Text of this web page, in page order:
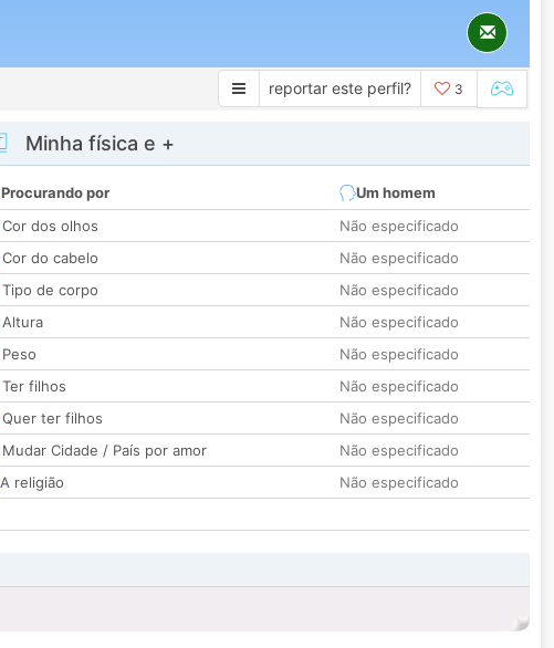
reportar este perfil? 3
Minha física e +
Procurando por
Um homem
Cor dos olhos
Não especificado
Cor do cabelo
Não especificado
Tipo de corpo
Não especificado
Altura
Não especificado
Peso
Não especificado
Ter filhos
Não especificado
Quer ter filhos
Não especificado
Mudar Cidade / País por amor
Não especificado
A religião
Não especificado